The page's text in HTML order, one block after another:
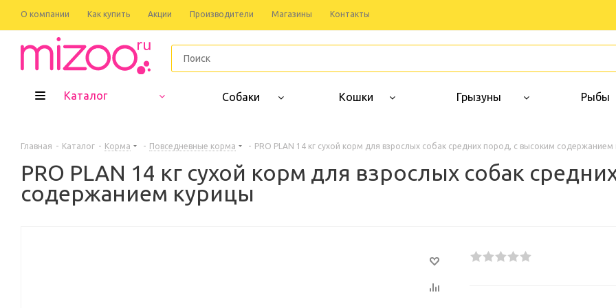
О компании Как купить Акции Производители Магазины Контакты
Каталог Собаки Кошки Грызуны Рыбы
Главная - Каталог - Корма - Повседневные корма - PRO PLAN 14 кг сухой корм для взрослых собак средних пород, с высоким содержанием
PRO PLAN 14 кг сухой корм для взрослых собак
содержанием курицы